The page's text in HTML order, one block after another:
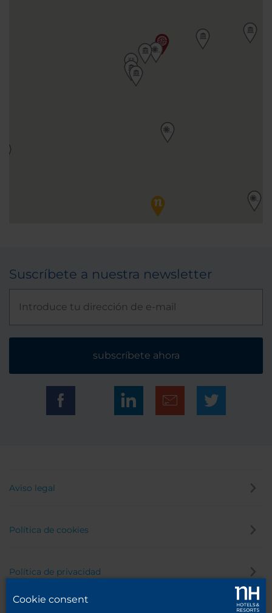
Suscríbete a nuestra newsletter
subscríbete ahora
Aviso legal
Política de cookies
Política de privacidad
Cookie consent